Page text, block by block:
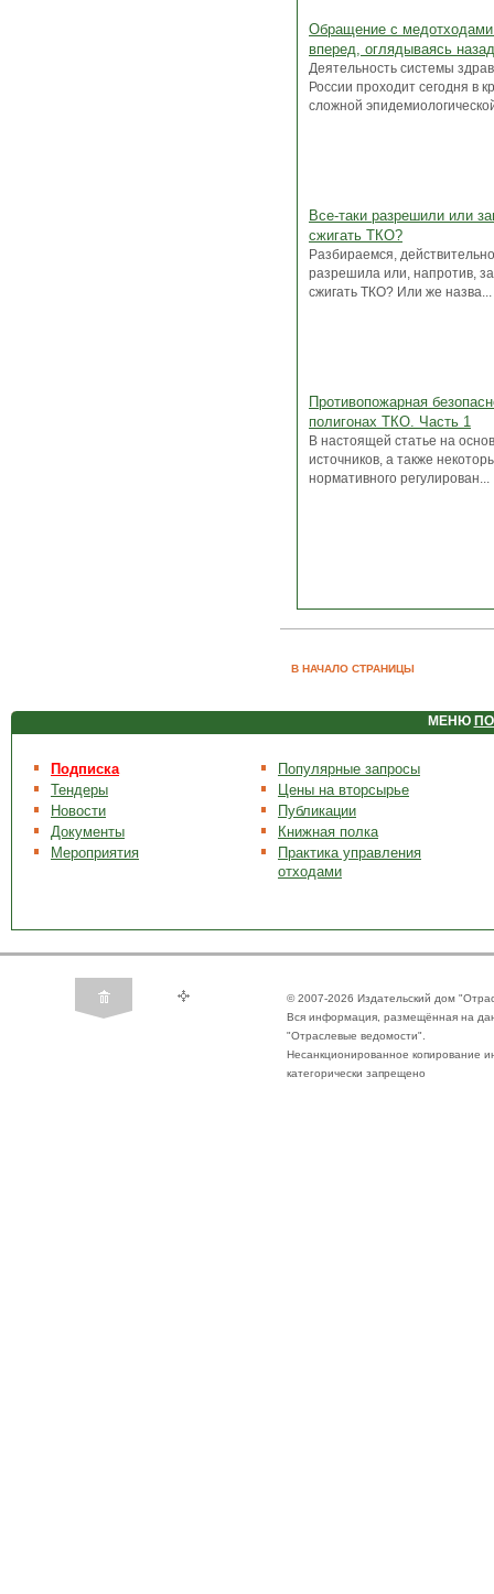
Обращение с
вперед, оглядываясь назад
Деятельность системы
России проходит сегодня в
сложной
Все-таки разрешили или
сжигать ТКО?
Разбираемся,
разрешила или, напротив,
сжигать ТКО? Или же назва...
Противопожарная
полигонах ТКО. Часть 1
В настоящей статье на
источников, а также
нормативного регулирован...
В НАЧАЛО СТРАНИЦЫ
МЕНЮ
Подписка
Тендеры
Новости
Документы
Мероприятия
Популярные запросы
Цены на вторсырье
Публикации
Книжная полка
Практика управления
отходами
© 2007-2026 Издательский дом
Вся информация, размещённая на
"Отраслевые ведомости".
Несанкционированное копирование
категорически запрещено